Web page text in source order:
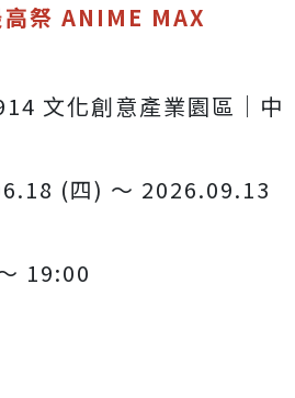
祭 ANIME MAX
文化創意產業園區｜中
(四) ～ 2026.09.13
19:00